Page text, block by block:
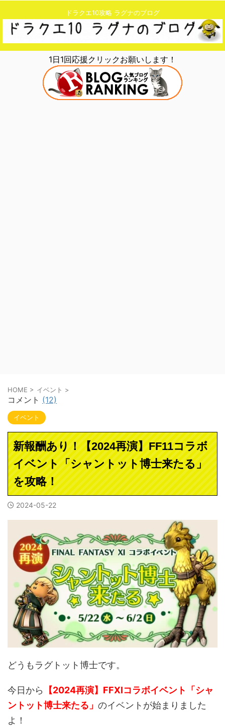
ドラクエ10攻略 ラグナのブログ
1日1回応援クリックお願いします！
HOME > イベント >
コメント (12)
イベント
新報酬あり！【2024再演】FF11コラボ
イベント「シャントット博士来たる」
を攻略！
2024-05-22
どうもラグトット博士です。
今日から
【2024再演】FFXIコラボイベント「シャ
ントット博士来たる」 のイベントが始まりました
よ！